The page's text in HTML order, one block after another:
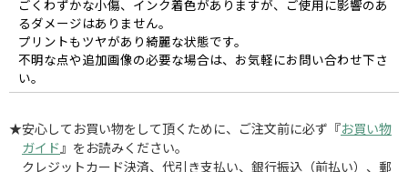
ごくわずかな小傷、インク着色がありますが、ご使用に影響のあ
るダメージはありません。
プリントもツヤがあり綺麗な状態です。
不明な点や追加画像の必要な場合は、お気軽にお問い合わせ下さ
い。
★安心してお買い物をして頂くために、ご注文前に必ず『お買い物
ガイド 』をお読みください。
クレジットカード決済、代引き支払い、銀行振込（前払い）、郵